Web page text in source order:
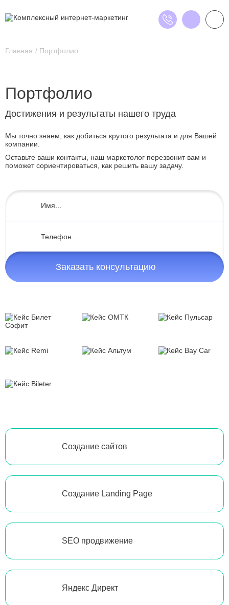
Главная Портфолио
Портфолио
Достижения и результаты нашего труда
Мы точно знаем, как добиться крутого результата и для Вашей
компании.
Оставьте ваши контакты, наш маркетолог перезвонит вам и
поможет сориентироваться, как решить вашу задачу.
Заказать консультацию
Создание сайтов
Создание Landing Page
SEO продвижение
Яндекс Директ